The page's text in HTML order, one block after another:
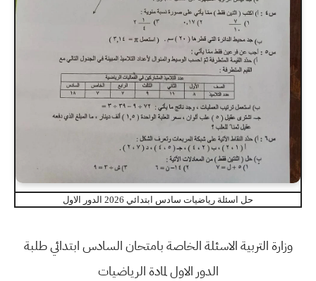
حل اسئلة رياضيات سادس ابتدائي 2026 الدور الاول
وزارة التربية الاسئلة الخاصة بامتحان السادس ابتدائي طلبة
الدور الاول لمادة الرياضيات